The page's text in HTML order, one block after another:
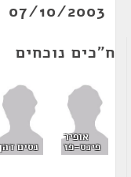
07/10/2003
ח"כים נוכחים
אופיר
פינס-פז נסים